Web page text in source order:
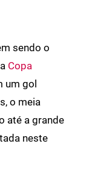
sendo o
Copa
um gol
o meia
até a grande
neste